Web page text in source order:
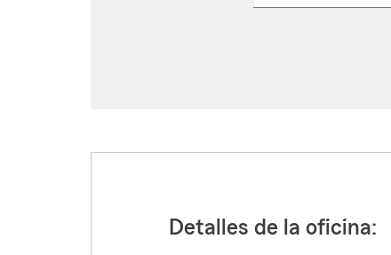
Detalles de la oficina: